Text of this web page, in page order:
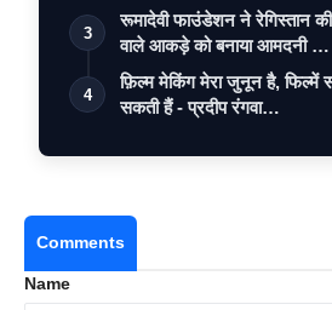
3
रूमादेवी फाउंडेशन ने रेगिस्तान
वाले आकड़े को बनाया आमदनी …
4
फ़िल्म मेकिंग मेरा जुनून है, फिल्में
सकती हैं - प्रदीप रंगवा…
Comments
Name